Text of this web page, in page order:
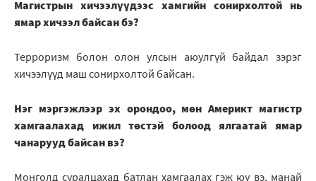
Магистрын хичээлүүдээс хамгийн сонирхолтой нь
ямар хичээл байсан бэ?
Терроризм болон олон улсын аюулгүй байдал зэрэг
хичээлүүд маш сонирхолтой байсан.
Нэг мэргэжлээр эх орондоо, мөн Америкт магистр
хамгаалахад ижил төстэй болоод ялгаатай ямар
чанарууд байсан вэ?
Монголд суралцахад батлан хамгаалах гэж юу вэ, манай